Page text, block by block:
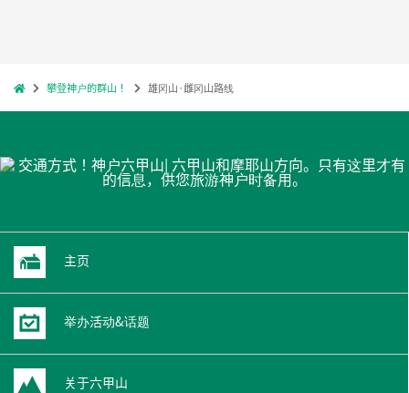
攀登神户的群山！ 雄冈山·雌冈山路线
主页
举办活动&话题
关于六甲山